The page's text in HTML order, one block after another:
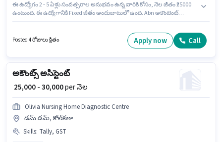
ఈ ఉద్యోగం 2 - 5 ఏళ్లు సంవత్సరాల అనుభవం ఉన్న వారికి కోసం, నెల జీతం ₹25000
ఉంటుంది. ఈ ఉద్యోగానికి Fixed జీతం అందుబాటులో ఉంది. Abn అకౌంటెంట్
గ్రాడ్యుయేట్ డిగ్రీ/సర్టిఫికెట్ కలిగి ఉండాలి.
Posted 4 రోజులు క్రితం Apply now Call
అకౌంట్స్ అసిస్టెంట్
₹ 25,000 - 30,000per నెల
Olivia Nursing Home Diagnostic Centre
డమ్ డమ్, కోల్‌కతా
Skills: Tally, GST